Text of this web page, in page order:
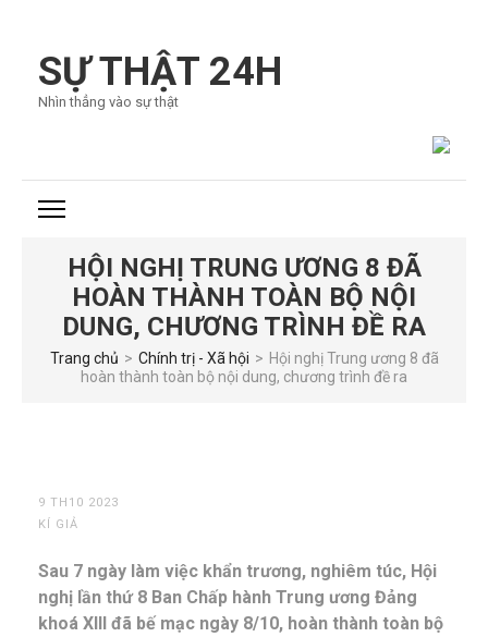
qua
tới
Enter)
SỰ THẬT 24H
Nhìn thẳng vào sự thật
HỘI NGHỊ TRUNG ƯƠNG 8 ĐÃ
HOÀN THÀNH TOÀN BỘ NỘI
DUNG, CHƯƠNG TRÌNH ĐỀ RA
Trang chủ > Chính trị - Xã hội > Hội nghị Trung ương 8 đã
hoàn thành toàn bộ nội dung, chương trình đề ra
9 TH10 2023
KÍ GIẢ
Sau 7 ngày làm việc khẩn trương, nghiêm túc, Hội
nghị lần thứ 8 Ban Chấp hành Trung ương Đảng
khoá XIII đã bế mạc ngày 8/10, hoàn thành toàn bộ